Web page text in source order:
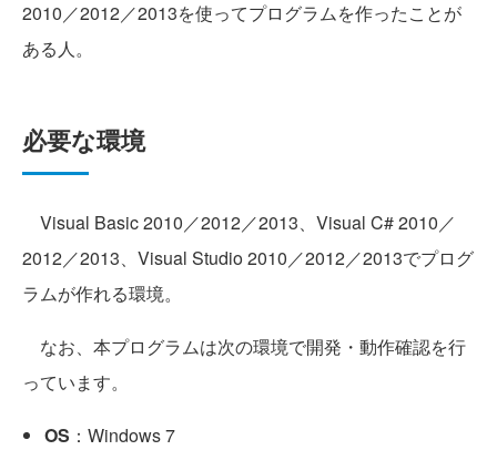
2010／2012／2013を使ってプログラムを作ったことが
ある人。
必要な環境
Visual Basic 2010／2012／2013、Visual C# 2010／
2012／2013、Visual Studio 2010／2012／2013でプログ
ラムが作れる環境。
なお、本プログラムは次の環境で開発・動作確認を行
っています。
OS ：Windows 7